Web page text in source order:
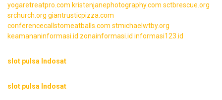
yogaretreatpro.com kristenjanephotography.com sctbrescue.org
srchurch.org giantrusticpizza.com
conferencecallstomeatballs.com stmichaelwtby.org
keamananinformasi.id zonainformasi.id informasi123.id
slot pulsa Indosat
slot pulsa Indosat